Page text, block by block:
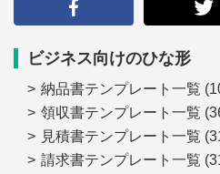
ビジネス向けのひな形
納品書テンプレート一覧
領収書テンプレート一覧
見積書テンプレート一覧
請求書テンプレート一覧